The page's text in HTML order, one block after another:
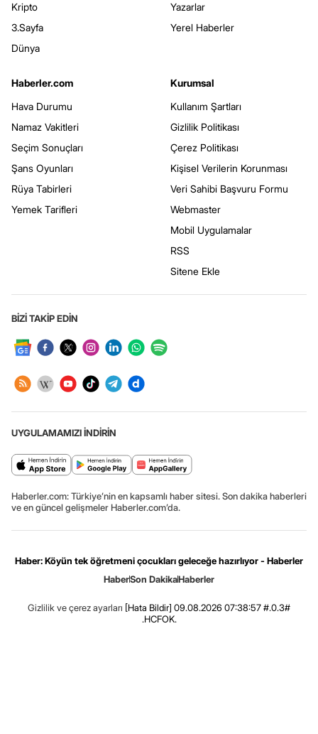
Kripto
3.Sayfa
Dünya
Yazarlar
Yerel Haberler
Haberler.com
Hava Durumu
Namaz Vakitleri
Seçim Sonuçları
Şans Oyunları
Rüya Tabirleri
Yemek Tarifleri
Kurumsal
Kullanım Şartları
Gizlilik Politikası
Çerez Politikası
Kişisel Verilerin Korunması
Veri Sahibi Başvuru Formu
Webmaster
Mobil Uygulamalar
RSS
Sitene Ekle
BİZİ TAKİP EDİN
UYGULAMAMIZI İNDİRİN
Haberler.com: Türkiye’nin en kapsamlı haber sitesi. Son dakika haberleri
ve en güncel gelişmeler Haberler.com’da.
Haber: Köyün tek öğretmeni çocukları geleceğe hazırlıyor - Haberler
HaberSon DakikaHaberler
Gizlilik ve çerez ayarları [Hata Bildir] 09.08.2026 07:38:57 #.0.3#
.HCFOK.